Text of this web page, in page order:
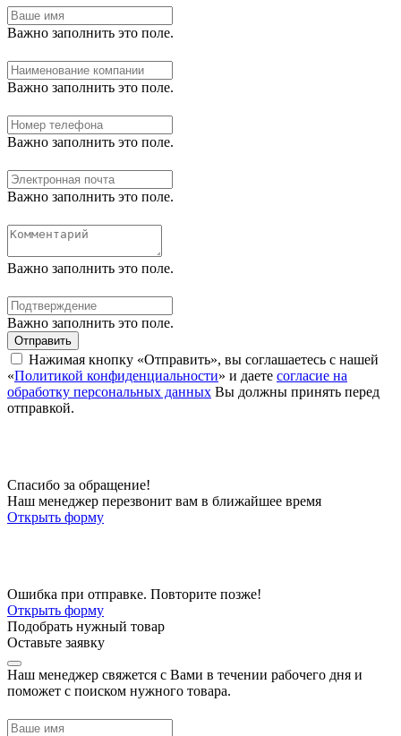
Важно заполнить это поле.
Важно заполнить это поле.
Важно заполнить это поле.
Важно заполнить это поле.
Важно заполнить это поле.
Важно заполнить это поле.
Отправить
Нажимая кнопку «Отправить», вы соглашаетесь с нашей
«Политикой конфиденциальности» и даете согласие на
обработку персональных данных Вы должны принять перед
отправкой.
Спасибо за обращение!
Наш менеджер перезвонит вам в ближайшее время
Открыть форму
Ошибка при отправке. Повторите позже!
Открыть форму
Подобрать нужный товар
Оставьте заявку
Наш менеджер свяжется с Вами в течении рабочего дня и
поможет с поиском нужного товара.